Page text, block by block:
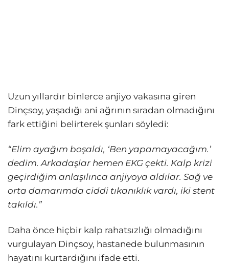
Uzun yıllardır binlerce anjiyo vakasına giren
Dinçsoy, yaşadığı ani ağrının sıradan olmadığını
fark ettiğini belirterek şunları söyledi:
“Elim ayağım boşaldı, ‘Ben yapamayacağım.’
dedim. Arkadaşlar hemen EKG çekti. Kalp krizi
geçirdiğim anlaşılınca anjiyoya aldılar. Sağ ve
orta damarımda ciddi tıkanıklık vardı, iki stent
takıldı.”
Daha önce hiçbir kalp rahatsızlığı olmadığını
vurgulayan Dinçsoy, hastanede bulunmasının
hayatını kurtardığını ifade etti.